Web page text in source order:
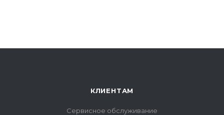
КЛИЕНТАМ
Сервисное обслуживание